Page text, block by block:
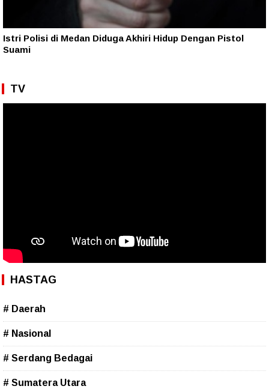
Istri Polisi di Medan Diduga Akhiri Hidup Dengan Pistol
Suami
TV
HASTAG
# Daerah
# Nasional
# Serdang Bedagai
# Sumatera Utara